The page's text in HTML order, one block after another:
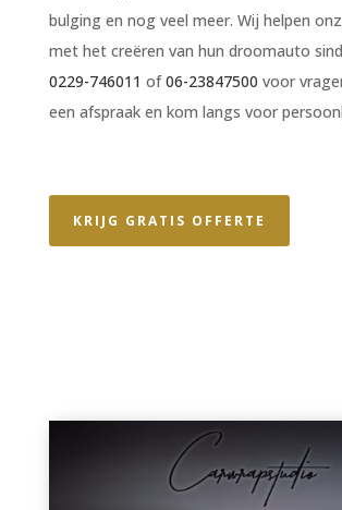
bulging en nog veel meer. Wij helpen
met het creëren van hun droomauto
0229-746011 of06-23847500 voor
een afspraak en kom langs voor
KRIJG GRATIS OFFERTE